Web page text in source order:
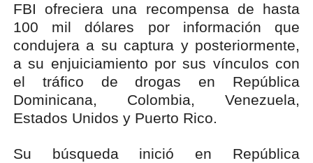
FBI ofreciera una recompensa de hasta
100 mil dólares por información que
condujera a su captura y posteriormente,
a su enjuiciamiento por sus vínculos con
el tráfico de drogas en República
Dominicana, Colombia, Venezuela,
Estados Unidos y Puerto Rico.
Su búsqueda inició en República